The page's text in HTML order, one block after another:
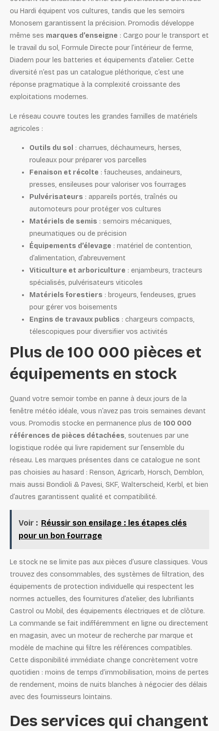
ou Hardi équipent vos cultures, tandis que les semoirs
Monosem garantissent la précision. Promodis développe
même ses marques d’enseigne : Cargo pour le transport et
le travail du sol, Formule Directe pour l’intérieur de ferme,
Diadem pour les batteries et équipements d’atelier. Cette
diversité n’est pas un catalogue pléthorique, c’est une
réponse pragmatique à la complexité croissante des
exploitations modernes.
Le réseau couvre toutes les grandes familles de matériels
agricoles :
Outils du sol : charrues, déchaumeurs, herses,
rouleaux pour préparer vos parcelles
Fenaison et récolte : faucheuses, andaineurs,
presses, ensileuses pour valoriser vos fourrages
Pulvérisateurs : appareils portés, traînés ou
automoteurs pour protéger vos cultures
Matériels de semis : semoirs mécaniques,
pneumatiques ou de précision
Équipements d’élevage : matériel de contention,
d’alimentation, d’abreuvement
Viticulture et arboriculture : enjambeurs, tracteurs
spécialisés, pulvérisateurs viticoles
Matériels forestiers : broyeurs, fendeuses, grues
pour gérer vos boisements
Engins de travaux publics : chargeurs compacts,
télescopiques pour diversifier vos activités
Plus de 100 000 pièces et
équipements en stock
Quand votre semoir tombe en panne à deux jours de la
fenêtre météo idéale, vous n’avez pas trois semaines devant
vous. Promodis stocke en permanence plus de 100 000
références de pièces détachées, soutenues par une
logistique rodée qui livre rapidement sur l’ensemble du
réseau. Les marques présentes dans ce catalogue ne sont
pas choisies au hasard : Renson, Agricarb, Horsch, Demblon,
mais aussi Bondioli & Pavesi, SKF, Walterscheid, Kerbl, et bien
d’autres garantissent qualité et compatibilité.
Voir : Réussir son ensilage : les étapes clés
pour un bon fourrage
Le stock ne se limite pas aux pièces d’usure classiques. Vous
trouvez des consommables, des systèmes de filtration, des
équipements de protection individuelle qui respectent les
normes actuelles, des fournitures d’atelier, des lubrifiants
Castrol ou Mobil, des équipements électriques et de clôture.
La commande se fait indifféremment en ligne ou directement
en magasin, avec un moteur de recherche par marque et
modèle de machine qui filtre les références compatibles.
Cette disponibilité immédiate change concrètement votre
quotidien : moins de temps d’immobilisation, moins de pertes
de rendement, moins de nuits blanches à négocier des délais
avec des fournisseurs lointains.
Des services qui changent